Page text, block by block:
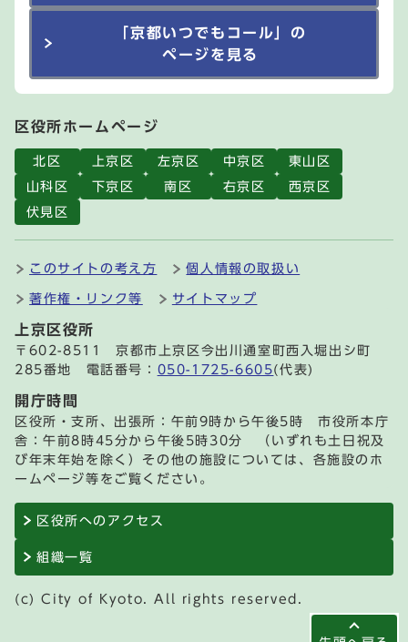
「京都いつでもコール」の
ページを見る
区役所ホームページ
北区 上京区 左京区 中京区
東山区
山科区
下京区 南区 右京区
西京区
伏見区
このサイトの考え方 個人情報の取扱い
著作権・リンク等 サイトマップ
上京区役所
〒602-8511 京都市上京区今出川通室町西入堀出シ町
285番地 電話番号： 050-1725-6605(代表)
開庁時間
区役所・支所、出張所：午前9時から午後5時 市役所本庁
舎：午前8時45分から午後5時30分 （いずれも土日祝及
び年末年始を除く）その他の施設については、各施設のホ
ームページ等をご覧ください。
区役所へのアクセス
組織一覧
(c) City of Kyoto. All rights reserved.